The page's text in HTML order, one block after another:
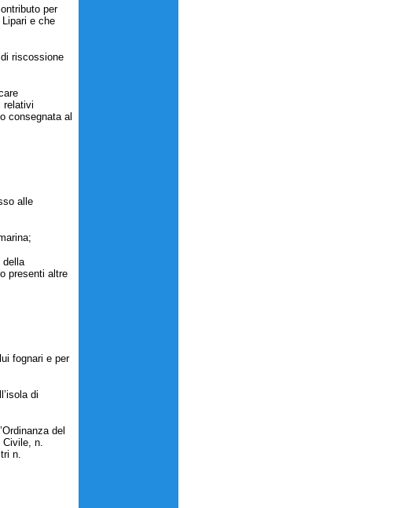
per
e che
riscossione
relativi
consegnata al
alle
della
presenti altre
fognari e per
di
del
Civile, n.
n.